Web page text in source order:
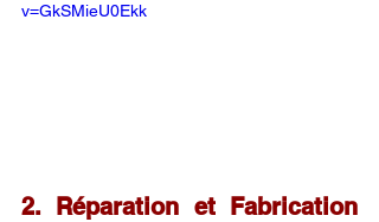
v=GkSMieU0Ekk
2. Réparation et Fabrication